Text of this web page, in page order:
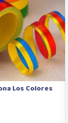
Los Colores